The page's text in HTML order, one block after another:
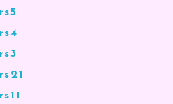
5
4
3
2 1
1 1